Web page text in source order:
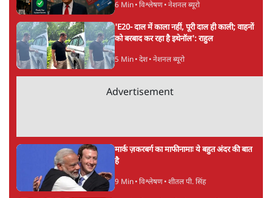
6 Min• विश्लेषण• नेशनल ब्यूरो
'E20- दाल में काला नहीं, पूरी दाल ही काली; वाहनों
को बरबाद कर रहा है इथेनॉल': राहुल
5 Min• देश• नेशनल ब्यूरो
Advertisement
मार्क ज़करबर्ग का माफीनामाः ये बहुत अंदर की बात
है
9 Min• विश्लेषण• शीतल पी. सिंह